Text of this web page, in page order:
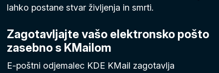
lahko postane stvar življenja in smrti.
Zagotavljajte vašo elektronsko pošto
zasebno s KMailom
E-poštni odjemalec KDE KMail zagotavlja